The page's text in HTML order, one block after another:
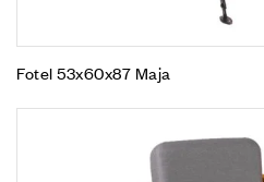
Fotel 53x60x87 Maja